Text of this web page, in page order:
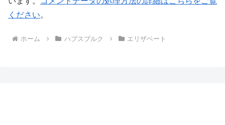
ください。
ホーム ハプスブルク エリザベート